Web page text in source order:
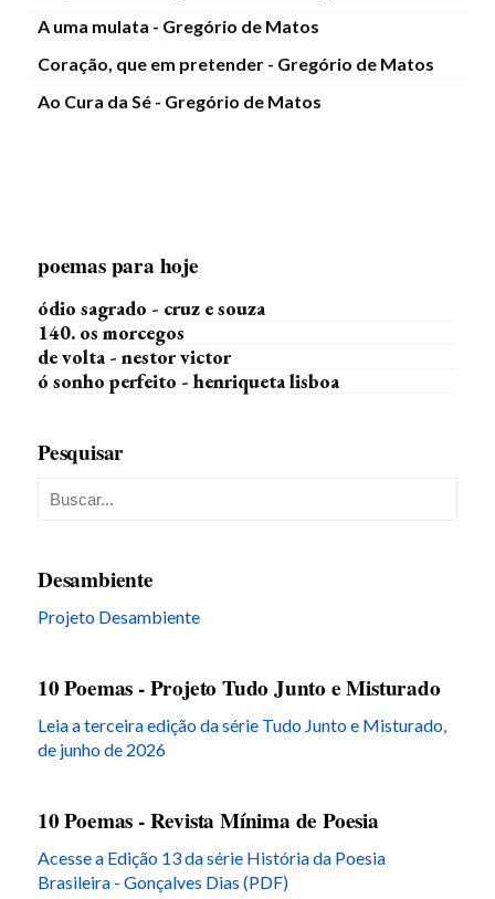
A uma mulata - Gregório de Matos
Coração, que em pretender - Gregório de Matos
Ao Cura da Sé - Gregório de Matos
poemas para hoje
ódio sagrado - cruz e souza
140. os morcegos
de volta - nestor victor
ó sonho perfeito - henriqueta lisboa
Pesquisar
Desambiente
Projeto Desambiente
10 Poemas - Projeto Tudo Junto e Misturado
Leia a terceira edição da série Tudo Junto e Misturado,
de junho de 2026
10 Poemas - Revista Mínima de Poesia
Acesse a Edição 13 da série História da Poesia
Brasileira - Gonçalves Dias (PDF)